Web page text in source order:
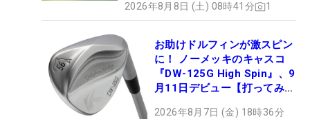
2026年8月8日 (土) 08時41分 1
お助けドルフィンが激スピン
に！ ノーメッキのキャスコ
『DW-125G High Spin』、9
月11日デビュー【打ってみ
2026年8月7日 (金) 18時36分